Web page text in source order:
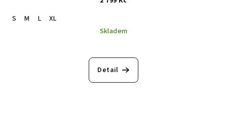
S
M L
XL
Skladem
Detail